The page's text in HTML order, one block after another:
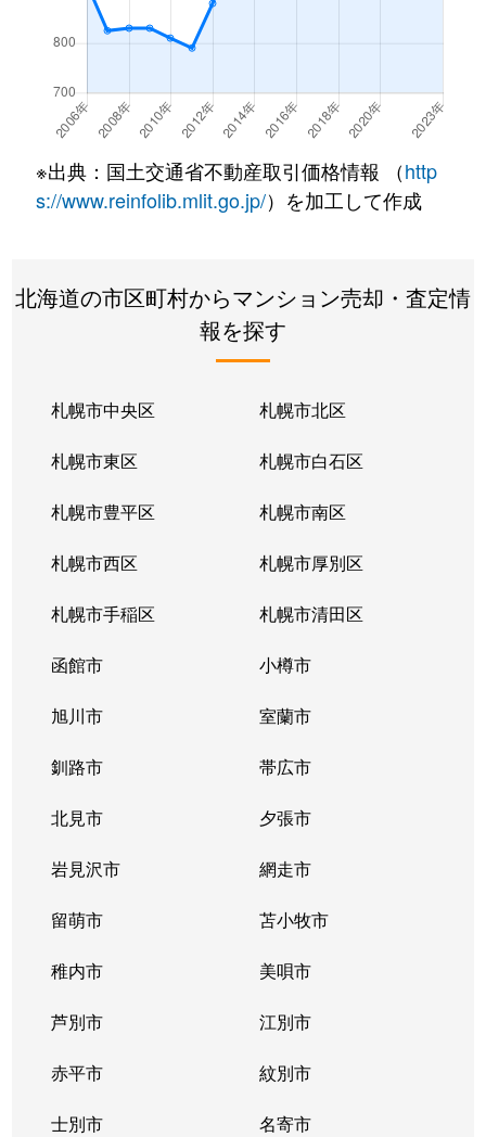
※出典：国土交通省不動産取引価格情報 （http
s://www.reinfolib.mlit.go.jp/）を加工して作成
北海道の市区町村からマンション売却・査定情
報を探す
札幌市中央区 札幌市北区
札幌市東区 札幌市白石区
札幌市豊平区 札幌市南区
札幌市西区 札幌市厚別区
札幌市手稲区 札幌市清田区
函館市 小樽市
旭川市 室蘭市
釧路市 帯広市
北見市 夕張市
岩見沢市 網走市
留萌市 苫小牧市
稚内市 美唄市
芦別市 江別市
赤平市 紋別市
士別市 名寄市